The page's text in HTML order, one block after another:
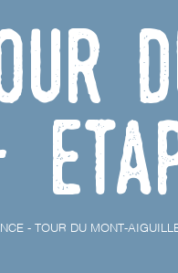
- TOUR DU MONT-